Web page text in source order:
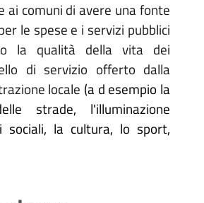
ai comuni di avere una fonte
le spese e i servizi pubblici
la qualità della vita dei
di servizio offerto dalla
locale (a d esempio la
strade, l'illuminazione
sociali, la cultura, lo sport,